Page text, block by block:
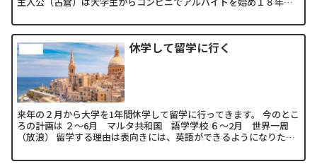
休学して留学に行く
来年の２月から大学を1年間休学して留学に行ってきます。 今のとこ
ろの計画は ２〜6月 マルタ共和国 語学学校 ６〜2月 世界一周
（放浪） 留学する理由は表向きには、英語ができるようになりた